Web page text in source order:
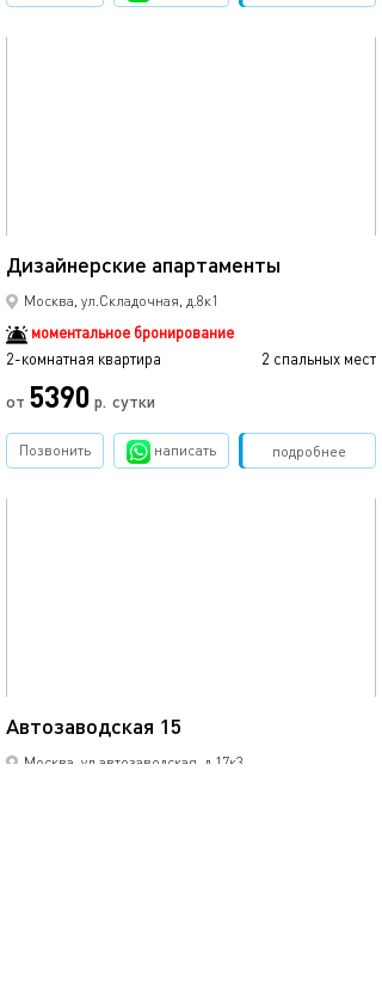
Дизайнерские апартаменты
Москва, ул.Складочная, д.8к1
моментальное бронирование
2-комнатная квартира
2 спальных мест
от 5390 р. сутки
подробнее
Позвонить написать Забронировать
Автозаводская 15
Москва, ул.автозаводская, д.17к3